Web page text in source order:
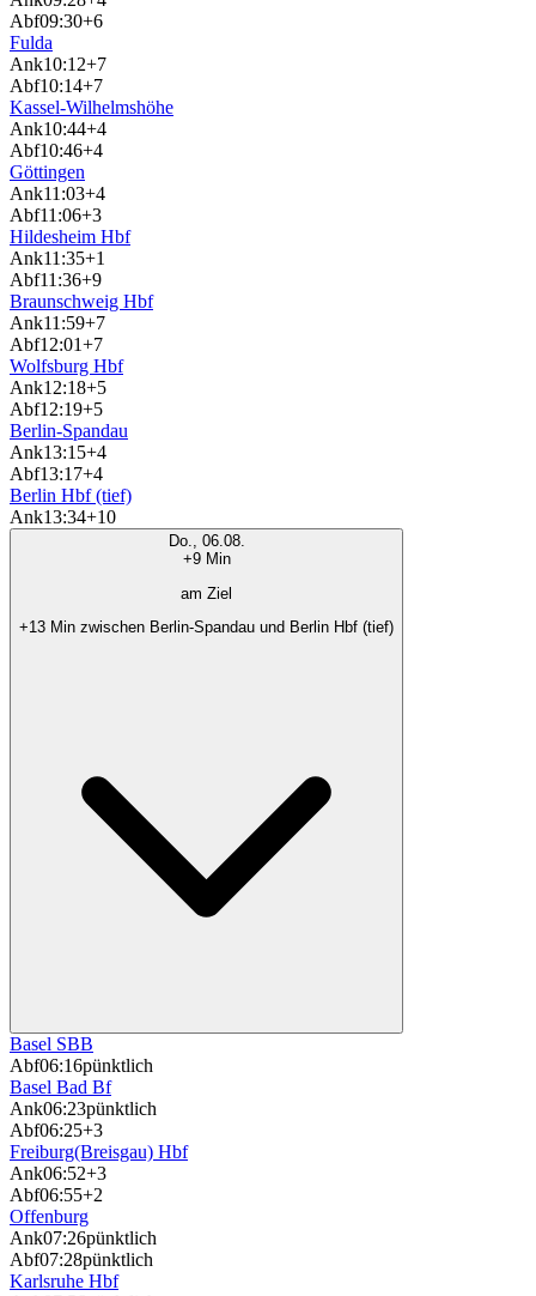
Abf09:30+6
Fulda
Ank10:12+7
Abf10:14+7
Kassel-Wilhelmshöhe
Ank10:44+4
Abf10:46+4
Göttingen
Ank11:03+4
Abf11:06+3
Hildesheim Hbf
Ank11:35+1
Abf11:36+9
Braunschweig Hbf
Ank11:59+7
Abf12:01+7
Wolfsburg Hbf
Ank12:18+5
Abf12:19+5
Berlin-Spandau
Ank13:15+4
Abf13:17+4
Berlin Hbf (tief)
Ank13:34+10
Do., 06.08.
+9 Min
am Ziel
+13 Min zwischen Berlin-Spandau und Berlin Hbf (tief)
Basel SBB
Abf06:16pünktlich
Basel Bad Bf
Ank06:23pünktlich
Abf06:25+3
Freiburg(Breisgau) Hbf
Ank06:52+3
Abf06:55+2
Offenburg
Ank07:26pünktlich
Abf07:28pünktlich
Karlsruhe Hbf